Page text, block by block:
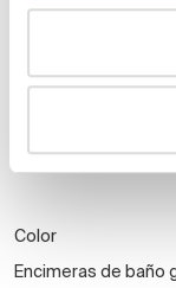
de 120 cm
Encimeras de baño
Encimeras de baño
Color
Encimeras de baño